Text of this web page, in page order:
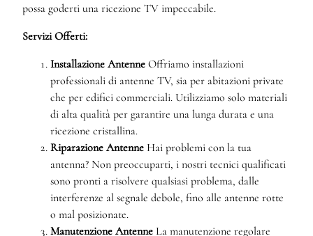
possa goderti una ricezione TV impeccabile.
Servizi Offerti:
Installazione Antenne Offriamo installazioni
professionali di antenne TV, sia per abitazioni private
che per edifici commerciali. Utilizziamo solo materiali
di alta qualità per garantire una lunga durata e una
ricezione cristallina.
Riparazione Antenne Hai problemi con la tua
antenna? Non preoccuparti, i nostri tecnici qualificati
sono pronti a risolvere qualsiasi problema, dalle
interferenze al segnale debole, fino alle antenne rotte
o mal posizionate.
Manutenzione Antenne La manutenzione regolare